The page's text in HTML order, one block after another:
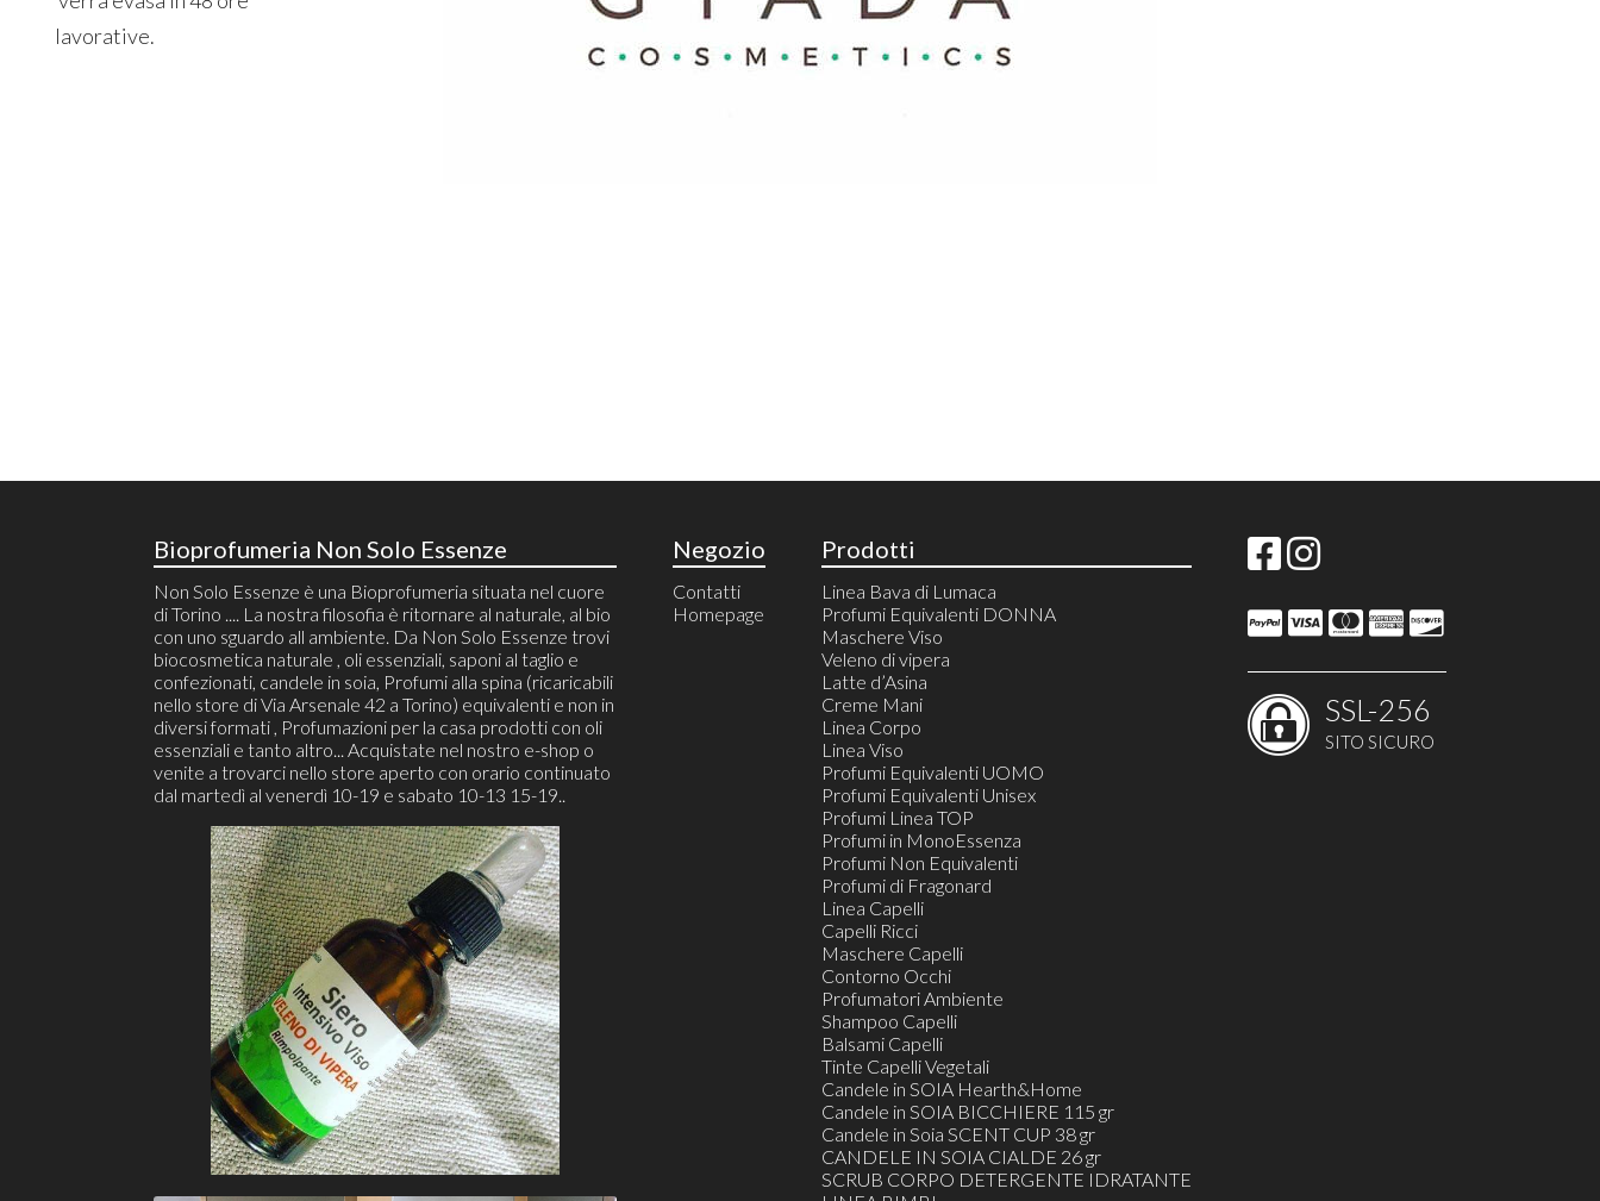
lavorative.
Bioprofumeria Non Solo Essenze
Non Solo Essenze è una Bioprofumeria situata nel cuore
di Torino .... La nostra filosofia è ritornare al naturale, al bio
con uno sguardo all ambiente. Da Non Solo Essenze trovi
biocosmetica naturale , oli essenziali, saponi al taglio e
confezionati, candele in soia, Profumi alla spina (ricaricabili
nello store di Via Arsenale 42 a Torino) equivalenti e non in
diversi formati , Profumazioni per la casa prodotti con oli
essenziali e tanto altro... Acquistate nel nostro e-shop o
venite a trovarci nello store aperto con orario continuato
dal martedì al venerdì 10-19 e sabato 10-13 15-19..
Negozio
Contatti
Homepage
Prodotti
Linea Bava di Lumaca
Profumi Equivalenti DONNA
Maschere Viso
Veleno di vipera
Latte d’Asina
Creme Mani
Linea Corpo
Linea Viso
Profumi Equivalenti UOMO
Profumi Equivalenti Unisex
Profumi Linea TOP
Profumi in MonoEssenza
Profumi Non Equivalenti
Profumi di Fragonard
Linea Capelli
Capelli Ricci
Maschere Capelli
Contorno Occhi
Profumatori Ambiente
Shampoo Capelli
Balsami Capelli
Tinte Capelli Vegetali
Candele in SOIA Hearth&Home
Candele in SOIA BICCHIERE 115 gr
Candele in Soia SCENT CUP 38 gr
CANDELE IN SOIA CIALDE 26 gr
SCRUB CORPO DETERGENTE IDRATANTE
SSL-256
SITO SICURO